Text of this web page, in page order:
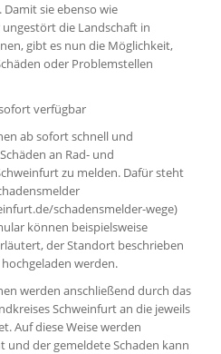
sie ebenso wie
die Landschaft in
gibt es nun die Möglichkeit,
oder Problemstellen
verfügbar
ab sofort schnell und
an Rad- und
zu melden. Dafür steht
schadensmelder-wege)
können beispielsweise
der Standort beschrieben
werden.
werden anschließend durch das
Schweinfurt an die jeweils
Auf diese Weise werden
der gemeldete Schaden kann